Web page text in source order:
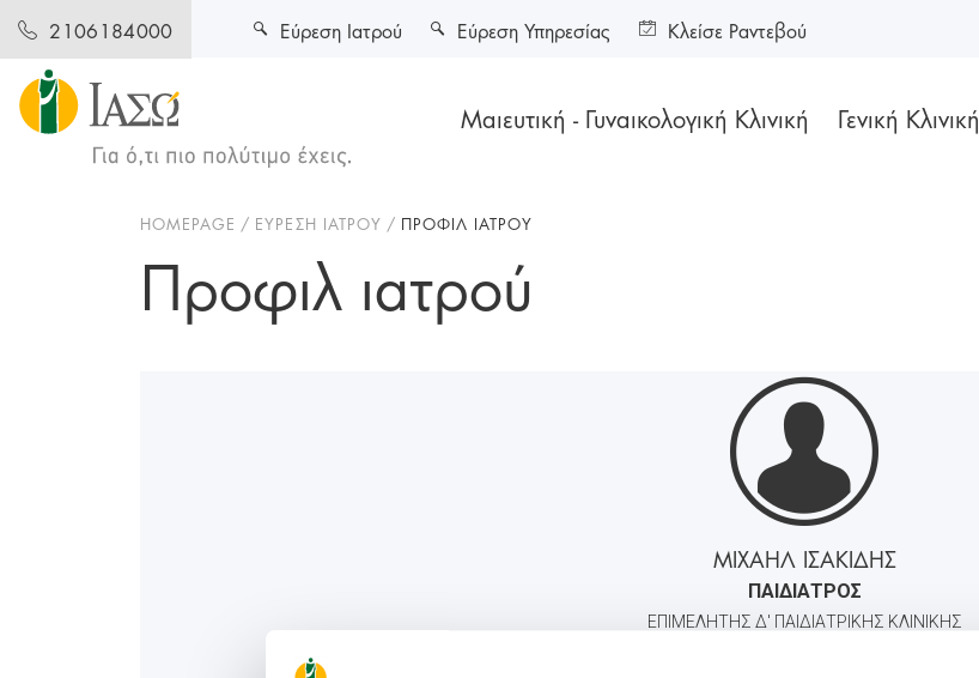
2106184000
Μαιευτική - Γυναικολογική Κλινική Γενική Κλινική
Εύρεση Ιατρού Εύρεση Υπηρεσίας Κλείσε Ραντεβού
HOMEPAGE ΕΥΡΕΣΗ ΙΑΤΡΟΥ ΠΡΟΦΙΛ ΙΑΤΡΟΥ
Προφιλ ιατρού
ΜΙΧΑΗΛ ΙΣΑΚΙΔΗΣ
ΠΑΙΔΙΑΤΡΟΣ
ΕΠΙΜΕΛΗΤΗΣ Δ' ΠΑΙΔΙΑΤΡΙΚΗΣ ΚΛΙΝΙΚΗΣ